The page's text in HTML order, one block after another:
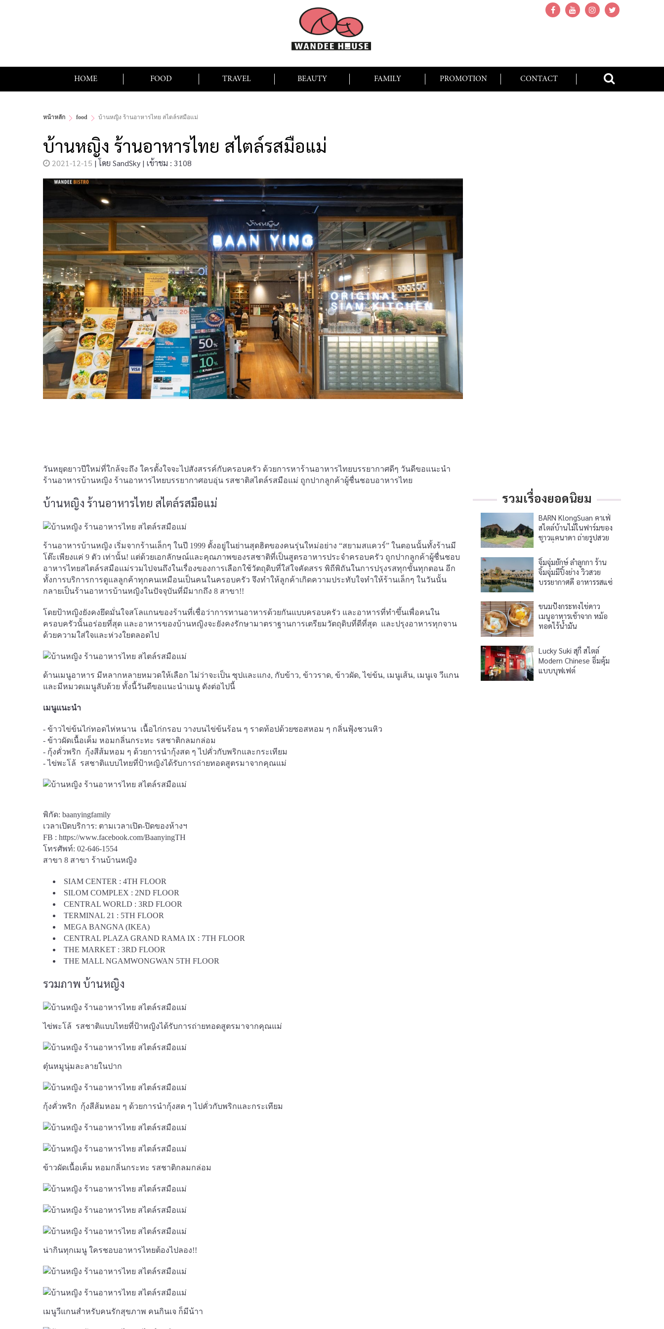
HOME FOOD TRAVEL BEAUTY FAMILY PROMOTION CONTACT
หน้าหลัก food บ้านหญิง ร้านอาหารไทย สไตล์รสมือแม่
บ้านหญิง ร้านอาหารไทย สไตล์รสมือแม่
2021-12-15 | โดย SandSky | เข้าชม : 3108
วันหยุดยาวปีใหม่ที่ใกล้จะถึง ใครตั้งใจจะไปสังสรรค์กับครอบครัว ด้วยการหาร้านอาหารไทยบรรยากาศดีๆ วันดีขอแนะนำ
ร้านอาหารบ้านหญิง ร้านอาหารไทยบรรยากาศอบอุ่น รสชาติสไตล์รสมือแม่ ถูกปากลูกค้าผู้ชื่นชอบอาหารไทย
บ้านหญิง ร้านอาหารไทย สไตล์รสมือแม่
ร้านอาหารบ้านหญิง เริ่มจากร้านเล็กๆ ในปี 1999 ตั้งอยู่ในย่านสุดฮิตของคนรุ่นใหม่อย่าง “สยามสแควร์” ในตอนนั้นทั้งร้านมี
โต๊ะเพียงแค่ 9 ตัว เท่านั้น! แต่ด้วยเอกลักษณ์และคุณภาพของรสชาติที่เป็นสูตรอาหารประจำครอบครัว ถูกปากลูกค้าผู้ชื่นชอบ
อาหารไทยสไตล์รสมือแม่รวมไปจนถึงในเรื่องของการเลือกใช้วัตถุดิบที่ใส่ใจคัดสรร พิถีพิถันในการปรุงรสทุกขั้นทุกตอน อีก
ทั้งการบริการการดูแลลูกค้าทุกคนเหมือนเป็นคนในครอบครัว จึงทำให้ลูกค้าเกิดความประทับใจทำให้ร้านเล็กๆ ในวันนั้น
กลายเป็นร้านอาหารบ้านหญิงในปัจจุบันที่มีมากถึง 8 สาขา!!
โดยป้าหญิงยังคงยึดมั่นใจสโลแกนของร้านที่เชื่อว่าการทานอาหารด้วยกันแบบครอบครัว และอาหารที่ทำขึ้นเพื่อคนใน
ครอบครัวนั้นอร่อยที่สุด และอาหารของบ้านหญิงจะยังคงรักษามาตราฐานการเตรียมวัตถุดิบที่ดีที่สุด และปรุงอาหารทุกจาน
ด้วยความใส่ใจและห่วงใยตลอดไป
ด้านเมนูอาหาร มีหลากหลายหมวดให้เลือก ไม่ว่าจะเป็น ซุปและแกง, กับข้าว, ข้าวราด, ข้าวผัด, ไข่ข้น, เมนูเส้น, เมนูเจ วีแกน
และมีหมวดเมนูลับด้วย ทั้งนี้วันดีขอแนะนำเมนู ดังต่อไปนี้
เมนูแนะนำ
- ข้าวไข่ข้นไก่ทอดไห่หนาน เนื้อไก่กรอบ วางบนไข่ข้นร้อน ๆ ราดท้อปด้วยซอสหอม ๆ กลิ่นฟุ้งชวนหิว
- ข้าวผัดเนื้อเค็ม หอมกลิ่นกระทะ รสชาติกลมกล่อม
- กุ้งคั่วพริก กุ้งสีส้มหอม ๆ ด้วยการนำกุ้งสด ๆ ไปคั่วกับพริกและกระเทียม
- ไข่พะโล้ รสชาติแบบไทยที่ป้าหญิงได้รับการถ่ายทอดสูตรมาจากคุณแม่
พิกัด: baanyingfamily
เวลาเปิดบริการ: ตามเวลาเปิด-ปิดของห้างฯ
FB : https://www.facebook.com/BaanyingTH
โทรศัพท์: 02-646-1554
สาขา 8 สาขา ร้านบ้านหญิง
SIAM CENTER : 4TH FLOOR
SILOM COMPLEX : 2ND FLOOR
CENTRAL WORLD : 3RD FLOOR
TERMINAL 21 : 5TH FLOOR
MEGA BANGNA (IKEA)
CENTRAL PLAZA GRAND RAMA IX : 7TH FLOOR
THE MARKET : 3RD FLOOR
THE MALL NGAMWONGWAN 5TH FLOOR
รวมภาพ บ้านหญิง
ไข่พะโล้ รสชาติแบบไทยที่ป้าหญิงได้รับการถ่ายทอดสูตรมาจากคุณแม่
ตุ๋นหมูนุ่มละลายในปาก
กุ้งคั่วพริก กุ้งสีส้มหอม ๆ ด้วยการนำกุ้งสด ๆ ไปคั่วกับพริกและกระเทียม
ข้าวผัดเนื้อเค็ม หอมกลิ่นกระทะ รสชาติกลมกล่อม
น่ากินทุกเมนู ใครชอบอาหารไทยต้องไปลอง!!
เมนูวีแกนสำหรับคนรักสุขภาพ คนกินเจ ก็มีน้าา
รวมเรื่องยอดนิยม
BARN KlongSuan คาเฟ่
สไตล์บ้านไม้ในฟาร์มของ
ชาวแคนาดา ถ่ายรูปสวย
จิ้มจุ่มยักษ์ ลำลูกกา ร้าน
จิ้มจุ่มมีปิ้งย่าง วิวสวย
บรรยากาศดี อาหารรสแซ่
ขนมปังกระทงไข่ดาว
เมนูอาหารเช้าจาก หม้อ
ทอดไร้น้ำมัน
Lucky Suki สุกี้ สไตล์
Modern Chinese อิ่มคุ้ม
แบบบุฟเฟต์